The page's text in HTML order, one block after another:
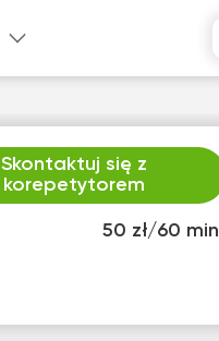
50 zł/60 min
Skontaktuj się z
korepetytorem
15